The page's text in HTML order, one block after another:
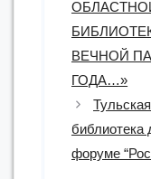
ВЕЧНОЙ
ГОДА…»
библиотека
форуме